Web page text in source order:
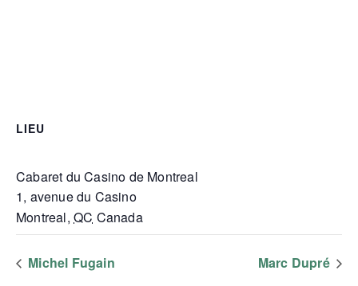
LIEU
Cabaret du Casino de Montreal
1, avenue du Casino
Montreal, QC Canada
Michel Fugain Marc Dupré